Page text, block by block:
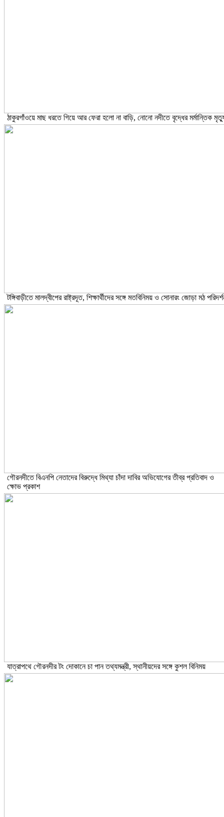
ঠাকুরগাঁওয়ে মাছ ধরতে গিয়ে আর ফেরা হলো না বাড়ি, নোনো নদীতে বৃদ্ধের মর্মান্তিক
টঙ্গিবাড়ীতে মালদ্বীপের রাষ্ট্রদূত, শিক্ষার্থীদের সঙ্গে মতবিনিময় ও সোনারং জোড়া মঠ
গৌরনদীতে বিএনপি নেতাদের বিরুদ্ধে মিথ্যা চাঁদা দাবির অভিযোগের তীব্র প্রতিবাদ ও
ক্ষোভ প্রকাশ
যাত্রাপথে গৌরনদীর টং দোকানে চা পান তথ্যমন্ত্রী, স্থানীয়দের সঙ্গে কুশল বিনিময়